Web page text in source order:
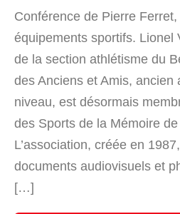
Conférence de Pierre
équipements sportifs. Lionel
de la section athlétisme du
des Anciens et Amis, ancien
niveau, est désormais
des Sports de la Mémoire
L’association, créée en
documents audiovisuels et
[…]